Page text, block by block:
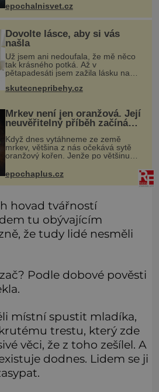
světlech, zrádných proudech i
mořských dracích, kteří měli tyto ko
epochalnisvet.cz
Dovolte lásce, aby si vás
našla
Už jsem ani nedoufala, že mě něco
tak krásného potká. Až v
pětapadesáti jsem zažila lásku na
vdávala, když mi bylo dvacet. Oba
skutecnepribehy.cz
Mrkev není jen oranžová. Její
neuvěřitelný příběh začíná
Když dnes vytáhneme ze země
mrkev, většina z nás očekává sytě
oranžový kořen. Jenže po většinu
možné, jen ne oranžová. Je fialová,
žlutá, bílá, někdy dokonce téměř
černá.
epochaplus.cz
hovad tvářností
tu obývajícím
že tudy lidé nesměli
Podle dobové pověsti
místní spustit mladíka,
trestu, který zde
věci, že z toho zešílel. A
dodnes. Lidem se ji